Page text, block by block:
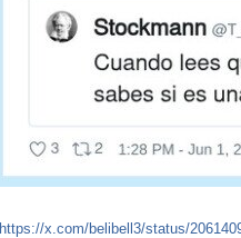
https://x.com/belibell3/status/